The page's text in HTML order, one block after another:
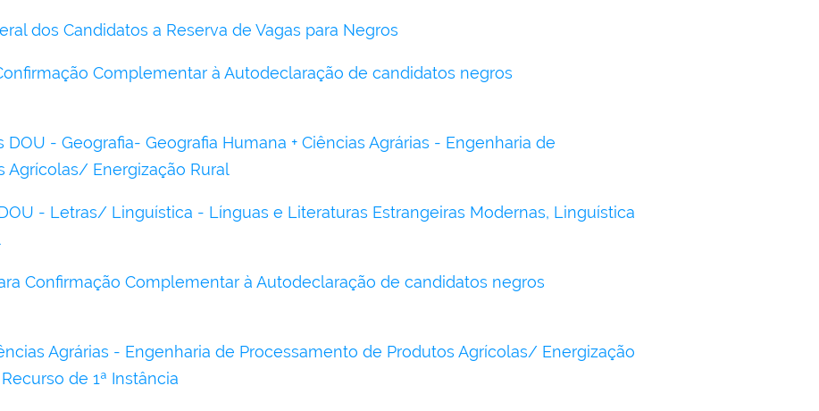
dos Candidatos a Reserva de Vagas para Negros
Complementar à Autodeclaração de candidatos negros
- Geografia- Geografia Humana + Ciências Agrárias - Engenharia de
Agrícolas/ Energização Rural
- Letras/ Linguística - Línguas e Literaturas Estrangeiras Modernas, Linguística
Confirmação Complementar à Autodeclaração de candidatos negros
Agrárias - Engenharia de Processamento de Produtos Agrícolas/ Energização
de 1ª Instância